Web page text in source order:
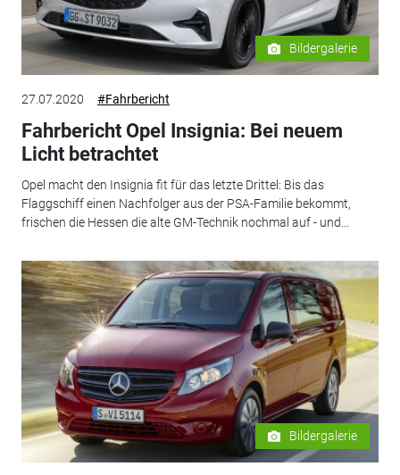
Bildergalerie
27.07.2020 #Fahrbericht
Fahrbericht Opel Insignia: Bei neuem
Licht betrachtet
Opel macht den Insignia fit für das letzte Drittel: Bis das
Flaggschiff einen Nachfolger aus der PSA-Familie bekommt,
frischen die Hessen die alte GM-Technik nochmal auf - und...
Bildergalerie